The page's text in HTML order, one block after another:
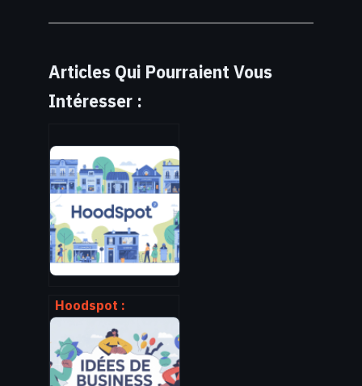
Articles Qui Pourraient Vous
Intéresser :
Hoodspot :
comment utiliser
la plateforme pour
trouver et faire
connaître un lieu